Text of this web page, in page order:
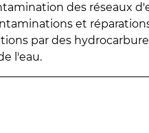
des réseaux
et
par des
l'eau.